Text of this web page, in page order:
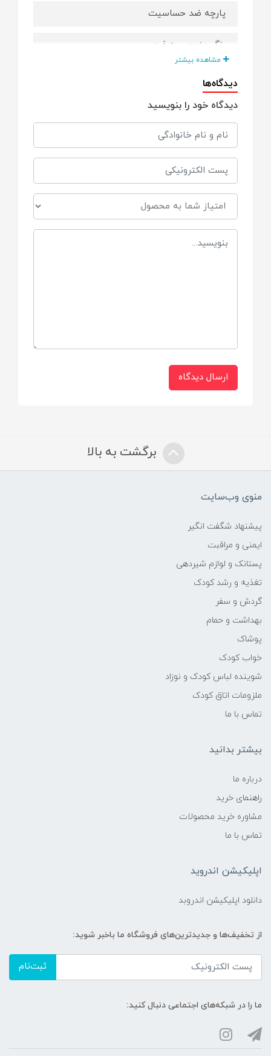
پارچه ضد حساسیت
رنگ منحصر به فرد
ضد پرز
مناسب برای
از بدو تولد
ابعاد
طول 28cm
عرض 16cm
مشاهده بیشتر
دیدگاه‌ها
دیدگاه خود را بنویسید
ارسال دیدگاه
برگشت به بالا
منوی وب‌سایت
پیشنهاد شگفت انگیر
ایمنی و مراقبت
پستانک و لوازم شیردهی
تغذیه و رشد کودک
گردش و سفر
بهداشت و حمام
پوشاک
خواب کودک
شوینده لباس کودک و نوزاد
ملزومات اتاق کودک
تماس با ما
بیشتر بدانید
درباره ما
راهنمای خرید
مشاوره خرید محصولات
تماس با ما
اپلیکیشن اندروید
دانلود اپلیکیشن اندروبد
از تخفیف‌ها و جدیدترین‌های فروشگاه ما باخبر شوید:
ثبت‌نام
ما را در شبکه‌های اجتماعی دنبال کنید: